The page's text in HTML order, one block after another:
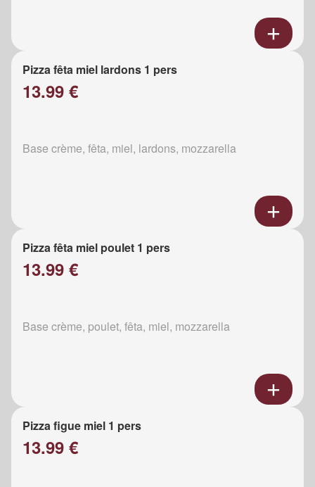
Pizza fêta miel lardons 1 pers
13.99 €
Base crème, fêta, miel, lardons, mozzarella
Pizza fêta miel poulet 1 pers
13.99 €
Base crème, poulet, fêta, miel, mozzarella
Pizza figue miel 1 pers
13.99 €